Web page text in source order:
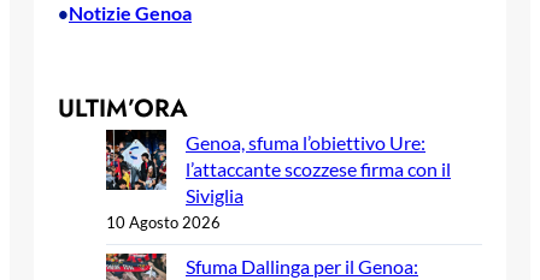
•Notizie Genoa
ULTIM’ORA
Genoa, sfuma l’obiettivo Ure:
l’attaccante scozzese firma con il
Siviglia
10 Agosto 2026
Sfuma Dallinga per il Genoa: